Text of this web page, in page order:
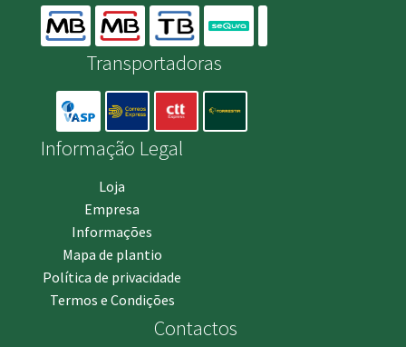
Transportadoras
Informação Legal
Loja
Empresa
Informações
Mapa de plantio
Política de privacidade
Termos e Condições
Contactos